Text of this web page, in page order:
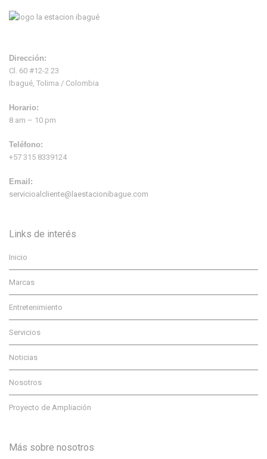
Dirección:
Cl. 60 #12-2 23
Ibagué, Tolima / Colombia
Horario:
8 am – 10 pm
Teléfono:
+57 315 8339124
Email:
servicioalcliente@laestacionibague.com
Links de interés
Inicio
Marcas
Entretenimiento
Servicios
Noticias
Nosotros
Proyecto de Ampliación
Más sobre nosotros